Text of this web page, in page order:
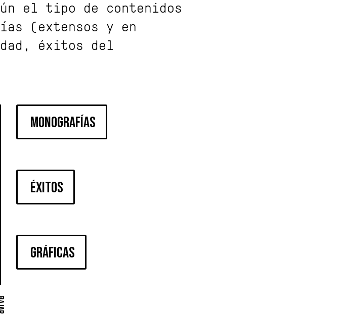
el tipo de contenidos
(extensos y en
éxitos del
MONOGRAFÍAS
ÉXITOS
GRÁFICAS